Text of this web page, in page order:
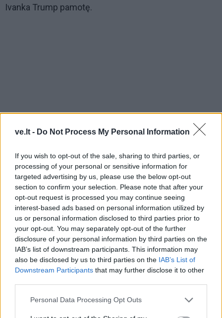
ve.lt - Do Not Process My Personal Information
If you wish to opt-out of the sale, sharing to third parties, or
processing of your personal or sensitive information for
targeted advertising by us, please use the below opt-out
section to confirm your selection. Please note that after your
opt-out request is processed you may continue seeing
interest-based ads based on personal information utilized by
us or personal information disclosed to third parties prior to
your opt-out. You may separately opt-out of the further
disclosure of your personal information by third parties on the
IAB’s list of downstream participants. This information may
also be disclosed by us to third parties on the IAB’s List of
Downstream Participants that may further disclose it to other
Personal Data Processing Opt Outs
Ivanka Trump pamotę.
Daugelis tai suprato kaip cinišką D. Trump pareiškimą
apie jos požiūrį į sunkią migrantų padėtį, o internete
kilo visuotinio pasipiktinimo banga.
Tačiau jos atstovė spaudai Stephanie Grisham
suskubo pasakyti, kad „buvusio modelio drabužių
pasirinkime nebuvo jokios paslėptos žinutės“, ir
sukritikavo žurnalistus už bandymą iš nieko padaryti
Praėjus kelioms valandoms po to, kai jos striukės
nuotrauka išplito internete, ji jos nenusivilko, o su ta